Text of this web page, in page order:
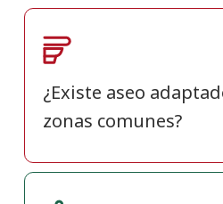
¿Existe aseo
zonas comunes?